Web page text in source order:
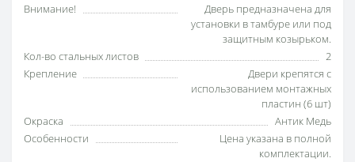
Внимание!
Дверь предназначена для
установки в тамбуре или под
защитным козырьком.
Кол-во стальных листов
2
Крепление
Двери крепятся с
использованием монтажных
пластин (6 шт)
Окраска
Антик Медь
Особенности
Цена указана в полной
комплектации.